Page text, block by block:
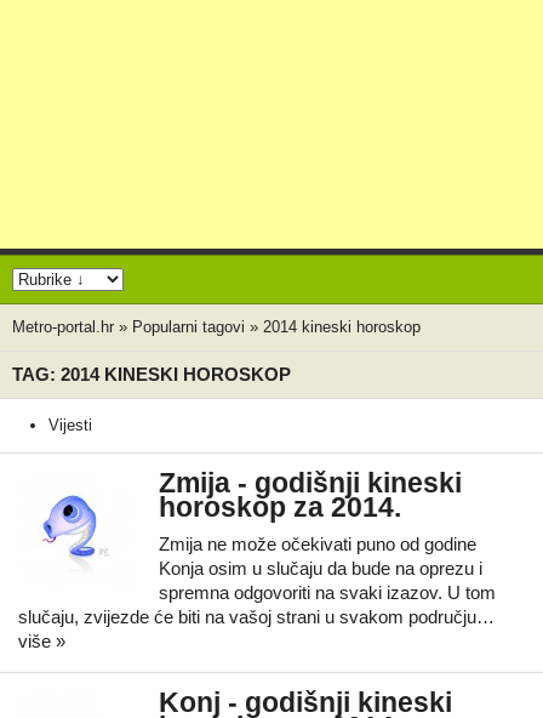
Metro-portal.hr » Popularni tagovi » 2014 kineski horoskop
TAG: 2014 KINESKI HOROSKOP
Vijesti
Zmija - godišnji kineski
horoskop za 2014.
Zmija ne može očekivati puno od godine
Konja osim u slučaju da bude na oprezu i
spremna odgovoriti na svaki izazov. U tom
slučaju, zvijezde će biti na vašoj strani u svakom području…
više »
Konj - godišnji kineski